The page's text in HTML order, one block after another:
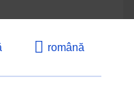
română